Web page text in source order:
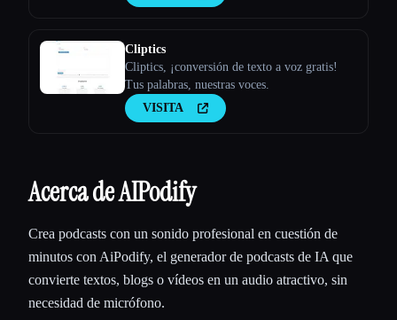
Cliptics
Cliptics, ¡conversión de texto a voz gratis!
Tus palabras, nuestras voces.
VISITA
Acerca de AIPodify
Crea podcasts con un sonido profesional en cuestión de
minutos con AiPodify, el generador de podcasts de IA que
convierte textos, blogs o vídeos en un audio atractivo, sin
necesidad de micrófono.